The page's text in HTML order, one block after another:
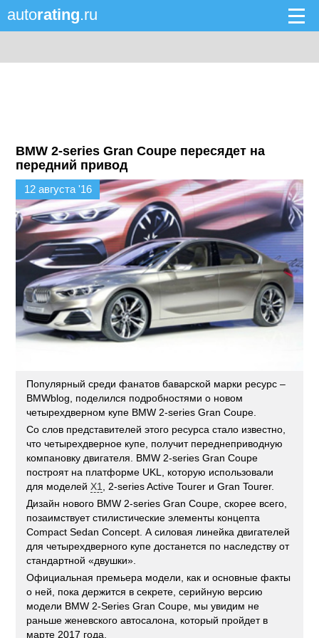
autorating.ru
BMW 2-series Gran Coupe пересядет на
передний привод
12 августа '16
Популярный среди фанатов баварской марки ресурс –
BMWblog, поделился подробностями о новом
четырехдверном купе BMW 2-series Gran Coupe.
Со слов представителей этого ресурса стало известно,
что четырехдверное купе, получит переднеприводную
компановку двигателя. BMW 2-series Gran Coupe
построят на платформе UKL, которую использовали
для моделей X1
, 2-series Active Tourer и Gran Tourer.
Дизайн нового BMW 2-series Gran Coupe, скорее всего,
позаимствует стилистические элементы концепта
Compact Sedan Concept. А силовая линейка двигателей
для четырехдверного купе достанется по наследству от
стандартной «двушки».
Официальная премьера модели, как и основные факты
о ней, пока держится в секрете, серийную версию
модели BMW 2-Series Gran Coupe, мы увидим не
раньше женевского автосалона, который пройдет в
марте 2017 года.